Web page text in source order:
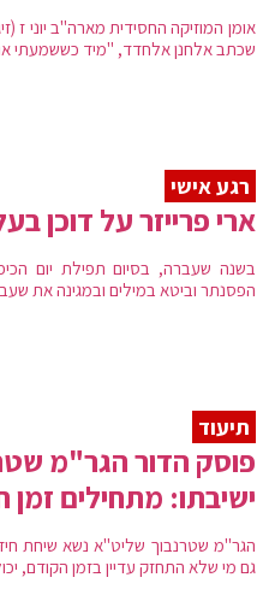
אומן המוזיקה החסידית מארה"ב יוני ז
שכתב אלחנן אלחדד, "מיד כששמעתי
רגע אישי
ארי פרייזר על דוכן
בשנה שעברה, בסיום תפילת יום
הפסנתר וביטא במילים ובמגינה את
תיעוד
פוסק הדור הגר"מ
ישיבתו: מתחילים
הגר"מ שטרנבוך שליט"א נשא שיחת
גם מי שלא התחזק עדיין בזמן הקודם,